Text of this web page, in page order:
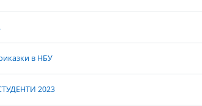
в НБУ
2023